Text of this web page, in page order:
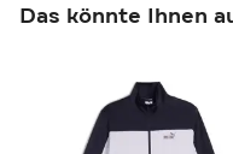
Das könnte Ihnen